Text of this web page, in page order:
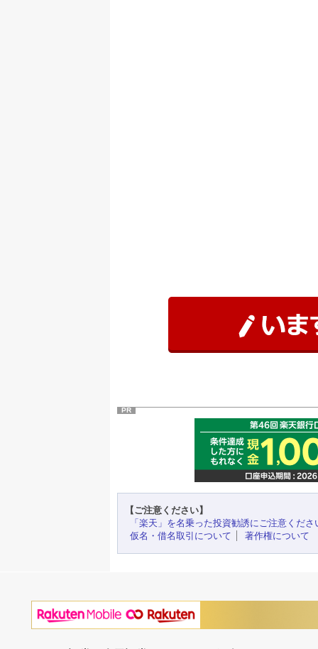
PR
【ご注意ください】
「楽天」を名乗った投資勧誘にご注意くださ
仮名・借名取引について
著作権について